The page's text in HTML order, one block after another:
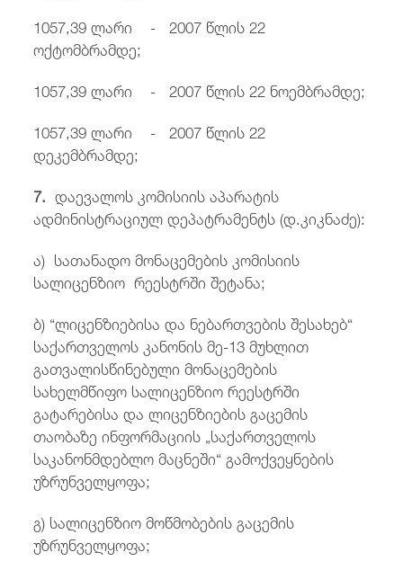
1057,39 ლარი - 2007 წლის 22
ოქტომბრამდე;
1057,39 ლარი - 2007 წლის 22 ნოემბრამდე;
1057,39 ლარი - 2007 წლის 22
დეკემბრამდე;
7. დაევალოს კომისიის აპარატის
ადმინისტრაციულ დეპატრამენტს (დ.კიკნაძე):
ა) სათანადო მონაცემების კომისიის
სალიცენზიო რეესტრში შეტანა;
ბ) “ლიცენზიებისა და ნებართვების შესახებ“
საქართველოს კანონის მე-13 მუხლით
გათვალისწინებული მონაცემების
სახელმწიფო სალიცენზიო რეესტრში
გატარებისა და ლიცენზიების გაცემის
თაობაზე ინფორმაციის „საქართველოს
საკანონმდებლო მაცნეში“ გამოქვეყნების
უზრუნველყოფა;
გ) სალიცენზიო მოწმობების გაცემის
უზრუნველყოფა;